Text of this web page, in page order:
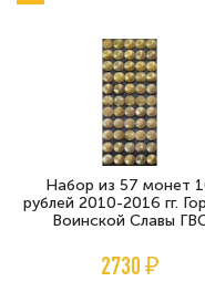
Набор из 57 монет
рублей 2010-2016 гг.
Воинской Славы
2730 ₽